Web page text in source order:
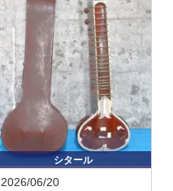
シタール
2026/06/20